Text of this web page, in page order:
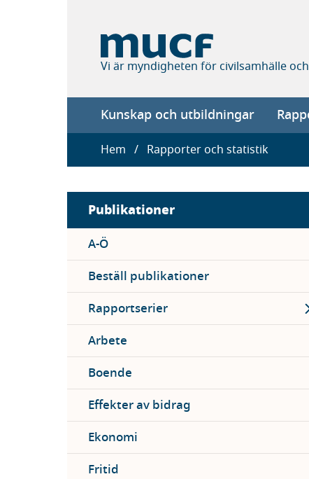
Vi är myndigheten för civilsamhälle
Main
navigation
Kunskap och utbildningar
Länkstig
Hem Rapporter och statistik
Sidebar
menu
Publikationer
A-Ö
Beställ publikationer
Rapportserier
Arbete
Boende
Effekter av bidrag
Ekonomi
Fritid